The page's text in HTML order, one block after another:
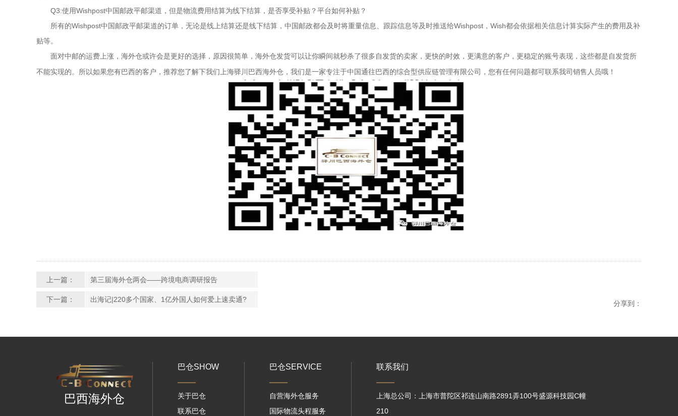
Q3:使用Wishpost中国邮政平邮渠道，但是物流费用结算为线下结算，是否享受补贴？平台如何补贴？
所有的Wishpost中国邮政平邮渠道的订单，无论是线上结算还是线下结算，中国邮政都会及时将重量信息、跟踪信息等及时推送给Wishpost，Wish都会依据相关信息计算实际产生的费用及补
贴等。
面对中邮的运费上涨，海外仓或许会是更好的选择，原因很简单， 海外仓发货可以让你瞬间就秒杀了很多自发货的卖家，更快的时效，更满意的客户，更稳定的账号表现，这些都是自发货所
不能实现的。 所以如果您有巴西的客户，推荐您了解下我们上海驿川巴西海外仓，我们是一家专注于中国通往巴西的综合型供应链管理有限公司，您有任何问题都可联系我司销售人员哦！
上一篇： 第三届海外仓两会——跨境电商调研报告
下一篇： 出海记|220多个国家、1亿外国人如何爱上速卖通? 分享到：
巴西海外仓
巴仓SHOW
关于巴仓
联系巴仓
巴仓SERVICE
自营海外仓服务
国际物流头程服务
联系我们
上海总公司：上海市普陀区祁连山南路2891弄100号盛源科技园C幢
210